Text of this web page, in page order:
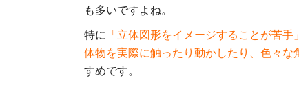
も多いですよね。
特に 「立体図形をイメージすることが苦
体物を実際に触ったり動かしたり、色々
すめです。